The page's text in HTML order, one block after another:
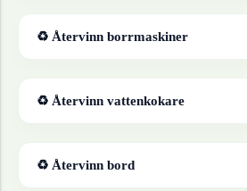
♻ Återvinn borrmaskiner
♻ Återvinn vattenkokare
♻ Återvinn bord